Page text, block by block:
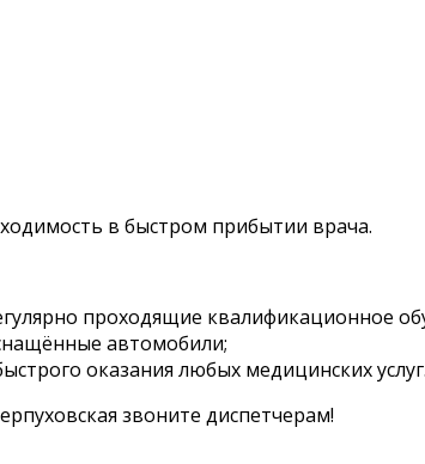
в быстром прибытии врача.
проходящие квалификационное
автомобили;
оказания любых медицинских услуг.
звоните диспетчерам!